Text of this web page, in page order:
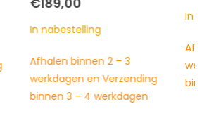
werkdagen en Verzending
binnen 3 – 4 werkdagen